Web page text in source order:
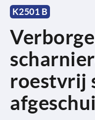
K2501 B
roestvrij